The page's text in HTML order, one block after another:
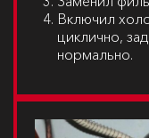
Включил
циклично,
нормально.